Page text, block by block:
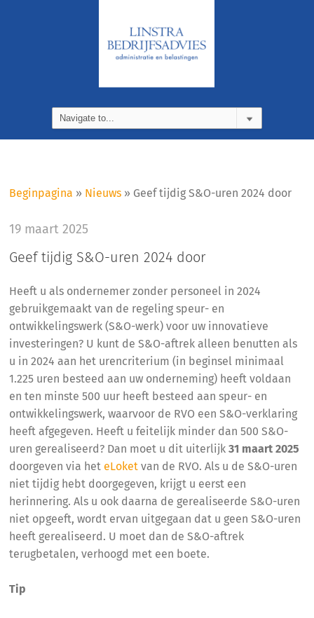
Beginpagina » Nieuws » Geef tijdig S&O-uren 2024 door
19 maart 2025
Geef tijdig S&O-uren 2024 door
Heeft u als ondernemer zonder personeel in 2024
gebruikgemaakt van de regeling speur- en
ontwikkelingswerk (S&O-werk) voor uw innovatieve
investeringen? U kunt de S&O-aftrek alleen benutten als
u in 2024 aan het urencriterium (in beginsel minimaal
1.225 uren besteed aan uw onderneming) heeft voldaan
en ten minste 500 uur heeft besteed aan speur- en
ontwikkelingswerk, waarvoor de RVO een S&O-verklaring
heeft afgegeven. Heeft u feitelijk minder dan 500 S&O-
uren gerealiseerd? Dan moet u dit uiterlijk31 maart 2025
doorgeven via het eLoket van de RVO. Als u de S&O-uren
niet tijdig hebt doorgegeven, krijgt u eerst een
herinnering. Als u ook daarna de gerealiseerde S&O-uren
niet opgeeft, wordt ervan uitgegaan dat u geen S&O-uren
heeft gerealiseerd. U moet dan de S&O-aftrek
terugbetalen, verhoogd met een boete.
Tip